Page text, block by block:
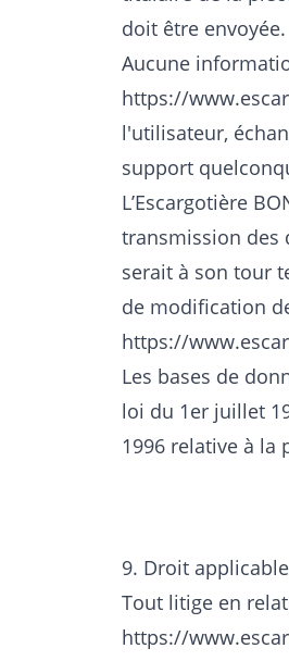
doit être envoyée.
Aucune
https://
l'utilisateur,
support
L’Escargotière
transmission des
serait à son tour
de modification
https://
Les bases de
loi du 1er juillet
1996 relative à la
9. Droit
Tout litige en
https://